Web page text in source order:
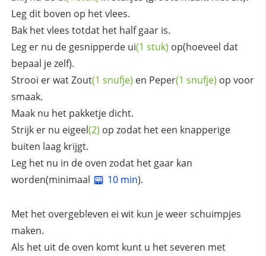
Leg dit boven op het vlees.
Bak het vlees totdat het half gaar is.
Leg er nu de gesnipperde ui(1 stuk) op(hoeveel dat
bepaal je zelf).
Strooi er watZout(1 snufje) en Peper(1 snufje) op voor
smaak.
Maak nu het pakketje dicht.
Strijk er nu eigeel(2) op zodat het een knapperige
buiten laag krijgt.
Leg het nu in de oven zodat het gaar kan
worden(minimaal
10 min).
Met het overgebleven ei wit kun je weer schuimpjes
maken.
Als het uit de oven komt kunt u het severen met